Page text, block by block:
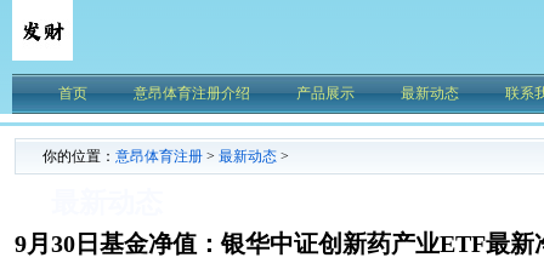
首页 意昂体育注册介绍 产品展示 最新动态 联系
你的位置： 意昂体育注册 > 最新动态 >
9月30日基金净值：银华中证创新药产业ETF最新